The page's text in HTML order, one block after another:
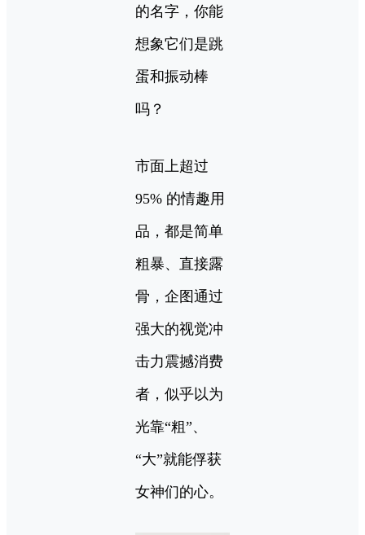
的名字，你能
想象它们是跳
蛋和振动棒
吗？
市面上超过
95% 的情趣用
品，都是简单
粗暴、直接露
骨，企图通过
强大的视觉冲
击力震撼消费
者，似乎以为
光靠“粗”、
“大”就能俘获
女神们的心。